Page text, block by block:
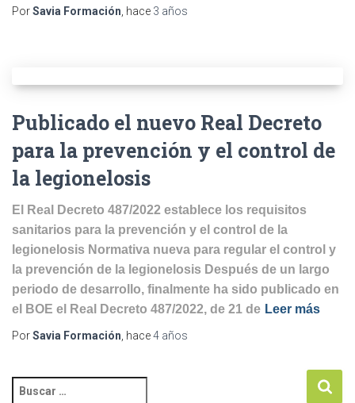
PorSavia Formación , hace 3 años
Publicado el nuevo Real Decreto
para la prevención y el control de
la legionelosis
El Real Decreto 487/2022 establece los requisitos
sanitarios para la prevención y el control de la
legionelosis Normativa nueva para regular el control y
la prevención de la legionelosis Después de un largo
periodo de desarrollo, finalmente ha sido publicado en
el BOE el Real Decreto 487/2022, de 21 de Leer más
PorSavia Formación , hace4 años